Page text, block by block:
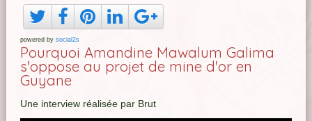
powered by social2s
Pourquoi Amandine Mawalum Galima
s'oppose au projet de mine d'or en
Guyane
Une interview réalisée par Brut